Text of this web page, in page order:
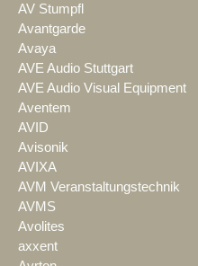
AV Stumpfl
Avantgarde
Avaya
AVE Audio Stuttgart
AVE Audio Visual Equipment
Aventem
AVID
Avisonik
AVIXA
AVM Veranstaltungstechnik
AVMS
Avolites
axxent